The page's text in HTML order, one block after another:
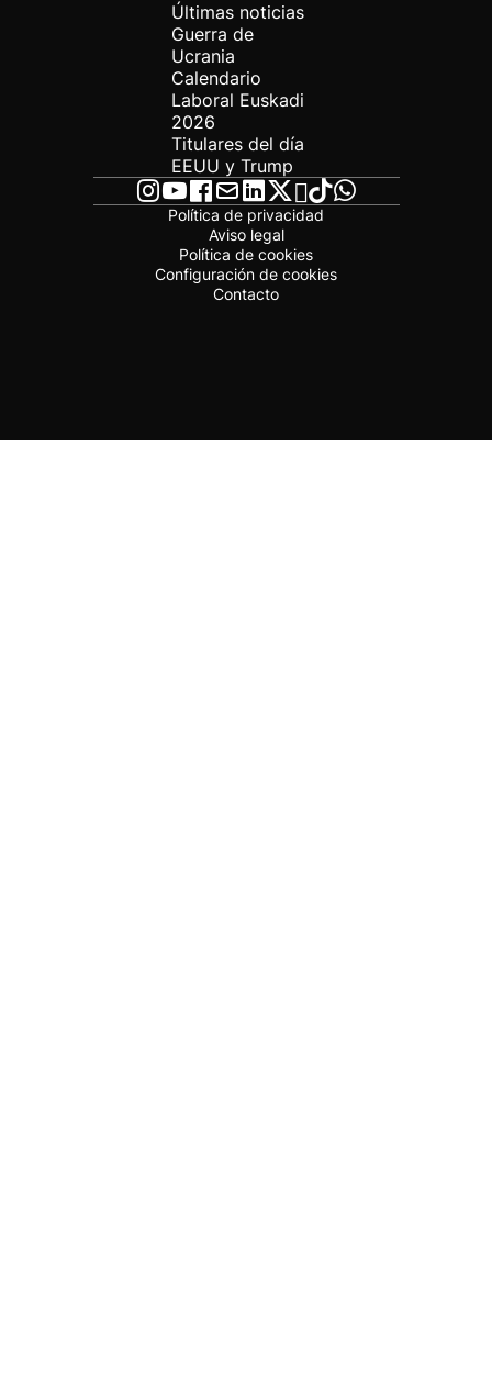
Últimas noticias
Guerra de
Ucrania
Calendario
Laboral Euskadi
2026
Titulares del día
EEUU y Trump
Política de privacidad
Aviso legal
Política de cookies
Configuración de cookies
Contacto